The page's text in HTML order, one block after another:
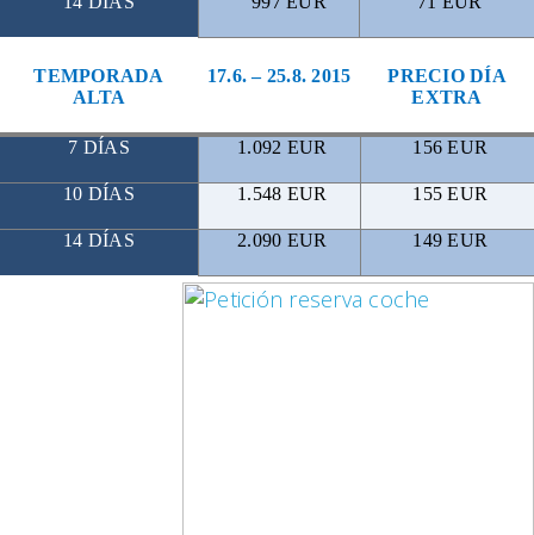
TEMPORADA
ALTA
17.6. – 25.8. 2015
PRECIO DÍA
EXTRA
7 DÍAS 1.092 EUR 156 EUR
10 DÍAS 1.548 EUR 155 EUR
14 DÍAS 2.090 EUR 149 EUR